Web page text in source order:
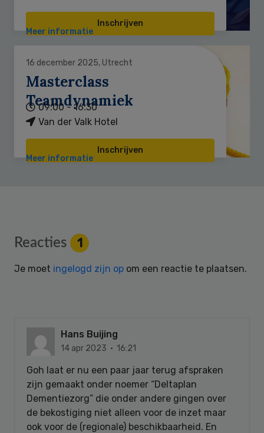
Inschrijven
Meer informatie
16 december 2025, Utrecht
Masterclass
Teamdynamiek
09:00 - 16:30
Van der Valk Hotel
Inschrijven
Meer informatie
Reader
Interactions
Reacties 1
Je moet ingelogd zijn op om een reactie te plaatsen.
Hans Buijing
14 apr 2023 · 16:21
Goh laat er nu een paar jaar terug afspraken
zijn gemaakt onder noemer “Deltaplan
Dementiezorg” die onder andere gingen over
de bekostiging niet alleen voor de inzet maar
ook voor de (regionale) beschikbaarheid. En